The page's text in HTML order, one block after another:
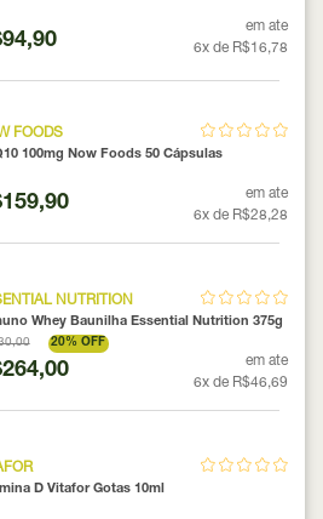
em ate
6x de R$16,78
FOODS
100mg Now Foods 50 Cápsulas
em ate
6x de R$28,28
NUTRITION
Whey Baunilha Essential Nutrition 375g
20% OFF
em ate
6x de R$46,69
D Vitafor Gotas 10ml